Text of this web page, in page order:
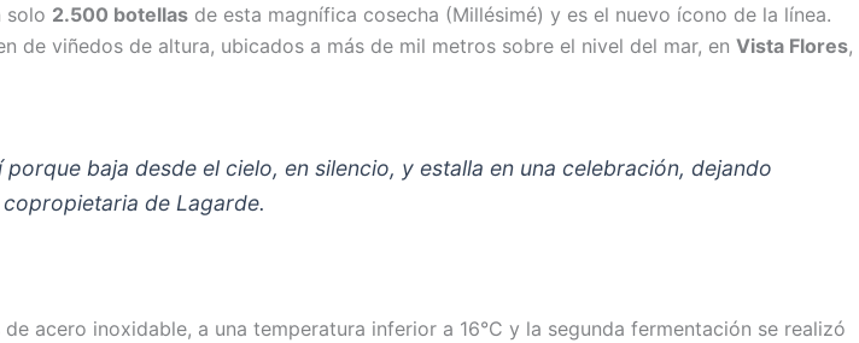
solo 2.500 botellas de esta magnífica cosecha (Millésimé) y es el nuevo ícono de la línea.
de viñedos de altura, ubicados a más de mil metros sobre el nivel del mar, en Vista Flores,
baja desde el cielo, en silencio, y estalla en una celebración, dejando
de Lagarde.
acero inoxidable, a una temperatura inferior a 16°C y la segunda fermentación se realizó